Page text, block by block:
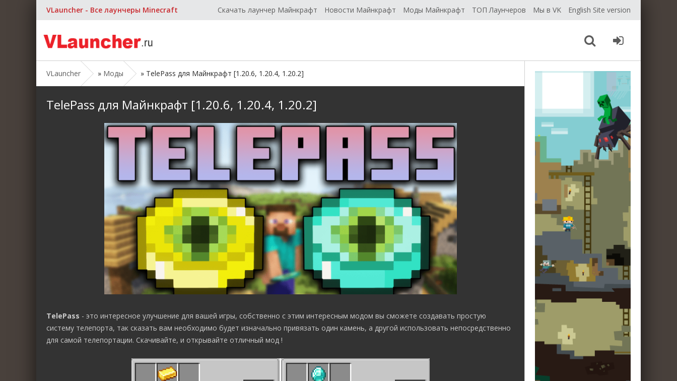
VLauncher - Все лаунчеры Minecraft Скачать лаунчер Майнкрафт Новости Майнкрафт Моды Майнкрафт ТОП Лаунчеров Мы в VK English Site version
VLauncher » Моды » TelePass для Майнкрафт [1.20.6, 1.20.4, 1.20.2]
TelePass для Майнкрафт [1.20.6, 1.20.4, 1.20.2]
TelePass - это интересное улучшение для вашей игры, собственно с этим интересным модом вы сможете создавать простую
систему телепорта, так сказать вам необходимо будет изначально привязать один камень, а другой использовать непосредственно
для самой телепортации. Скачивайте, и открывайте отличный мод !